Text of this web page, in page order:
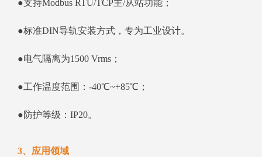
●支持Modbus RTU/TCP主/从站功能；
●标准DIN导轨安装方式，专为工业设计。
●电气隔离为1500 Vrms；
●工作温度范围：-40℃~+85℃；
●防护等级：IP20。
3、应用领域